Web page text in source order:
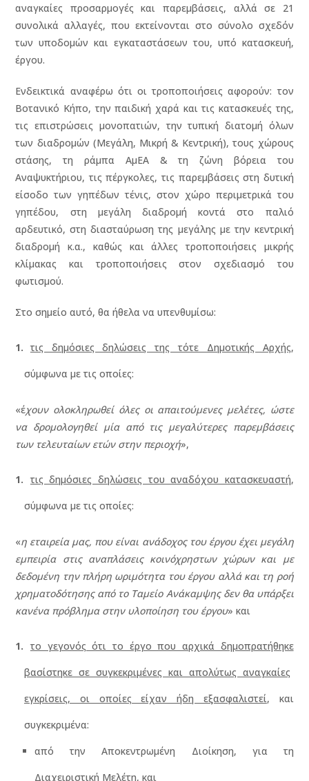
αναγκαίες προσαρμογές και παρεμβάσεις, αλλά σε 21
συνολικά αλλαγές, που εκτείνονται στο σύνολο σχεδόν
των υποδομών και εγκαταστάσεων του, υπό κατασκευή,
έργου.
Ενδεικτικά αναφέρω ότι οι τροποποιήσεις αφορούν: τον
Βοτανικό Κήπο, την παιδική χαρά και τις κατασκευές της,
τις επιστρώσεις μονοπατιών, την τυπική διατομή όλων
των διαδρομών (Μεγάλη, Μικρή & Κεντρική), τους χώρους
στάσης, τη ράμπα ΑμΕΑ & τη ζώνη βόρεια του
Αναψυκτήριου, τις πέργκολες, τις παρεμβάσεις στη δυτική
είσοδο των γηπέδων τένις, στον χώρο περιμετρικά του
γηπέδου, στη μεγάλη διαδρομή κοντά στο παλιό
αρδευτικό, στη διασταύρωση της μεγάλης με την κεντρική
διαδρομή κ.α., καθώς και άλλες τροποποιήσεις μικρής
κλίμακας και τροποποιήσεις στον σχεδιασμό του
φωτισμού.
Στο σημείο αυτό, θα ήθελα να υπενθυμίσω:
τις δημόσιες δηλώσεις της τότε Δημοτικής Αρχής,
σύμφωνα με τις οποίες:
«έχουν ολοκληρωθεί όλες οι απαιτούμενες μελέτες, ώστε
να δρομολογηθεί μία από τις μεγαλύτερες παρεμβάσεις
των τελευταίων ετών στην περιοχή»,
τις δημόσιες δηλώσεις του αναδόχου κατασκευαστή,
σύμφωνα με τις οποίες:
«η εταιρεία μας, που είναι ανάδοχος του έργου έχει μεγάλη
εμπειρία στις αναπλάσεις κοινόχρηστων χώρων και με
δεδομένη την πλήρη ωριμότητα του έργου αλλά και τη ροή
χρηματοδότησης από το Ταμείο Ανάκαμψης δεν θα υπάρξει
κανένα πρόβλημα στην υλοποίηση του έργου» και
το γεγονός ότι το έργο που αρχικά δημοπρατήθηκε
βασίστηκε σε συγκεκριμένες και απολύτως αναγκαίες
εγκρίσεις, οι οποίες είχαν ήδη εξασφαλιστεί, και
συγκεκριμένα:
από την Αποκεντρωμένη Διοίκηση, για τη
Διαχειριστική Μελέτη, και